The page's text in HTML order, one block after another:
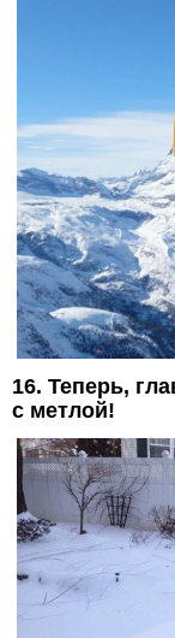
16. Теперь,
с метлой!